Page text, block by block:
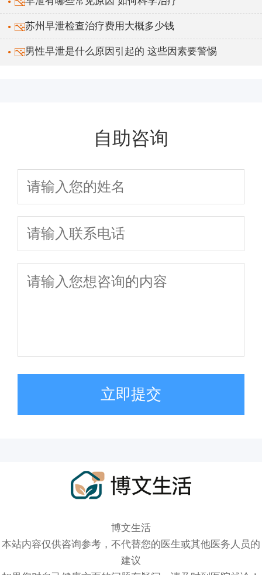
苏州早泄检查治疗费用大概多少钱
男性早泄是什么原因引起的 这些因素要警惕
自助咨询
立即提交
博文生活
本站内容仅供咨询参考，不代替您的医生或其他医务人员的
建议